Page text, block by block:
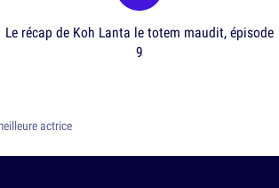
Le récap de Koh Lanta le totem maudit, épisode
9
actrice